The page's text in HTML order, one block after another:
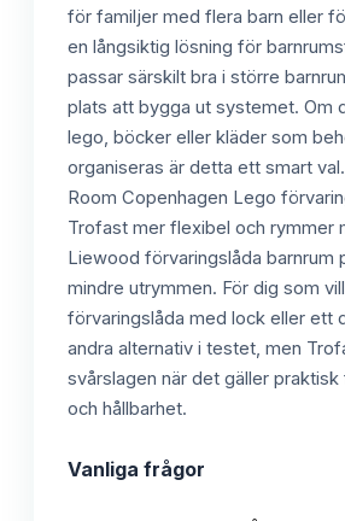
för familjer med flera barn eller
en långsiktig lösning för
passar särskilt bra i större
plats att bygga ut systemet. Om
lego, böcker eller kläder som
organiseras är detta ett smart
Room Copenhagen Lego
Trofast mer flexibel och rymmer
Liewood förvaringslåda barnrum
mindre utrymmen. För dig som
förvaringslåda med lock eller ett
andra alternativ i testet, men
svårslagen när det gäller praktisk
och hållbarhet.
Vanliga frågor